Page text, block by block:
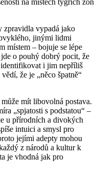
na místech tygřích zón
zpravidla vypadá jako
jinými lidmi
místem – bojuje se lépe
o pouhý dobrý pocit, že
identifikovat i jim nepříliš
že je „něco špatně“
mít libovolná postava.
„spjatosti s podstatou“ –
u přírodních a divokých
intuici a smysl pro
jejími adepty mohou
z národů a kultur k
je vhodná jak pro